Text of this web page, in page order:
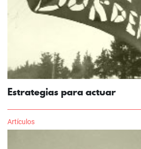
Estrategias para actuar
Artículos